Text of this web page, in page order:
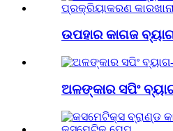
ଉପହାର କାଗଜ
ଅଳଙ୍କାର ସପିଂ